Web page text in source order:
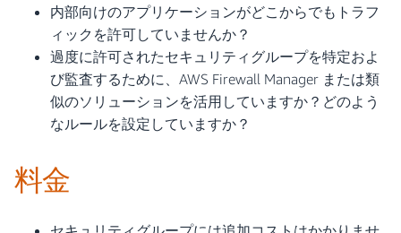
内部向けのアプリケーションがどこからでもトラフ
ィックを許可していませんか？
過度に許可されたセキュリティグループを特定およ
び監査するために、AWS Firewall Manager または類
似のソリューションを活用していますか？どのよう
なルールを設定していますか？
料金